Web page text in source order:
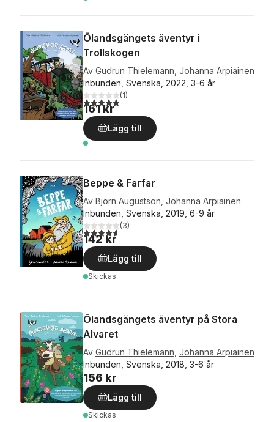
Ölandsgängets äventyr i
Trollskogen
Av Gudrun Thielemann Johanna Arpiainen
Inbunden, Svenska, 2022, 3-6 år
5,0utav 5 stjärnor. Totalt antal röster:
(1)
161 kr
Lägg till
Beppe & Farfar
Av Björn Augustson Johanna Arpiainen
Inbunden, Svenska, 2019, 6-9 år
4,7utav 5 stjärnor. Totalt antal röster:
(3)
142 kr
Lägg till
Skickas
Ölandsgängets äventyr på Stora
Alvaret
Av Gudrun Thielemann Johanna Arpiainen
Inbunden, Svenska, 2018, 3-6 år
156 kr
Lägg till
Skickas